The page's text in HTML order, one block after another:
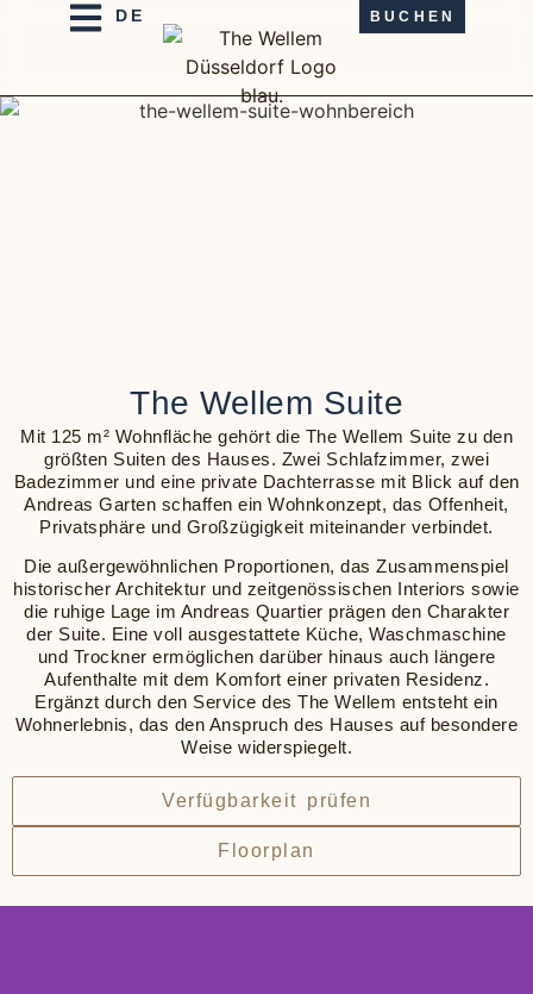
BUCHEN
The Wellem Suite
Mit 125 m² Wohnfläche gehört die The Wellem Suite zu den
größten Suiten des Hauses. Zwei Schlafzimmer, zwei
Badezimmer und eine private Dachterrasse mit Blick auf den
Andreas Garten schaffen ein Wohnkonzept, das Offenheit,
Privatsphäre und Großzügigkeit miteinander verbindet.
Die außergewöhnlichen Proportionen, das Zusammenspiel
historischer Architektur und zeitgenössischen Interiors sowie
die ruhige Lage im Andreas Quartier prägen den Charakter
der Suite. Eine voll ausgestattete Küche, Waschmaschine
und Trockner ermöglichen darüber hinaus auch längere
Aufenthalte mit dem Komfort einer privaten Residenz.
Ergänzt durch den Service des The Wellem entsteht ein
Wohnerlebnis, das den Anspruch des Hauses auf besondere
Weise widerspiegelt.
Verfügbarkeit prüfen
Floorplan